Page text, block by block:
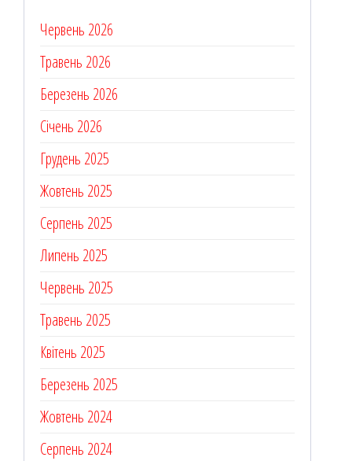
Червень 2026
Травень 2026
Березень 2026
Січень 2026
Грудень 2025
Жовтень 2025
Серпень 2025
Липень 2025
Червень 2025
Травень 2025
Квітень 2025
Березень 2025
Жовтень 2024
Серпень 2024